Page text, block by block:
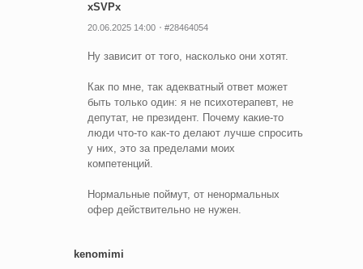
xSVPx
20.06.2025 14:00 #28464054
Ну зависит от того, насколько они хотят.
Как по мне, так адекватный ответ может
быть только один: я не психотерапевт, не
депутат, не президент. Почему какие-то
люди что-то как-то делают лучше спросить
у них, это за пределами моих
компетенций.
Нормальные поймут, от ненормальных
офер действительно не нужен.
kenomimi